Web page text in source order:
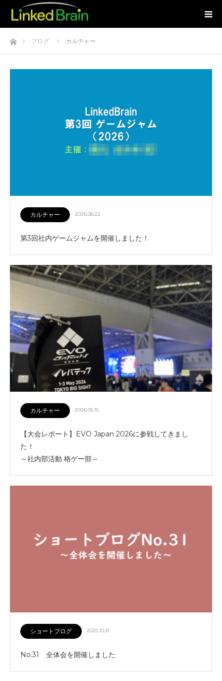
ホームブログ カルチャー
カルチャー 2026.06.22
第3回社内ゲームジャムを開催しました！
カルチャー 2026.05.15
【大会レポート】EVO Japan 2026に参戦してきまし
た！
～社内部活動 格ゲー部～
ショートブログ 2025.10.31
No.31 全体会を開催しました